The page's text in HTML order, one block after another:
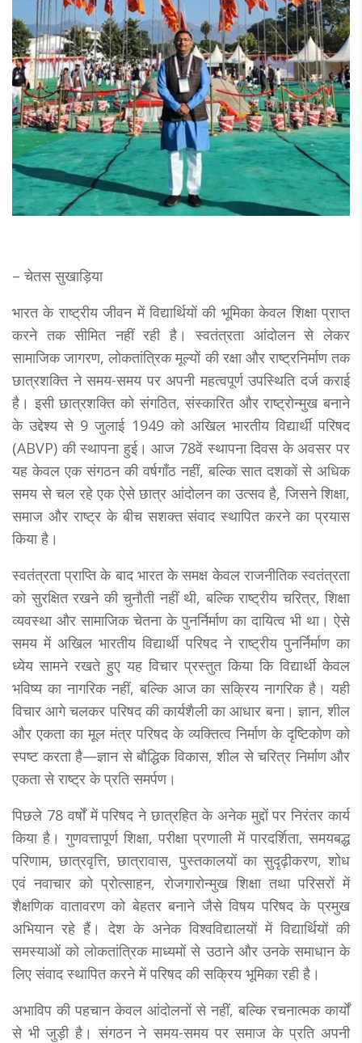
– चेतस सुखाड़िया
भारत के राष्ट्रीय जीवन में विद्यार्थियों की भूमिका केवल शिक्षा प्राप्त
करने तक सीमित नहीं रही है। स्वतंत्रता आंदोलन से लेकर
सामाजिक जागरण, लोकतांत्रिक मूल्यों की रक्षा और राष्ट्रनिर्माण तक
छात्रशक्ति ने समय-समय पर अपनी महत्वपूर्ण उपस्थिति दर्ज कराई
है। इसी छात्रशक्ति को संगठित, संस्कारित और राष्ट्रोन्मुख बनाने
के उद्देश्य से 9 जुलाई 1949 को अखिल भारतीय विद्यार्थी परिषद
(ABVP) की स्थापना हुई। आज 78वें स्थापना दिवस के अवसर पर
यह केवल एक संगठन की वर्षगाँठ नहीं, बल्कि सात दशकों से अधिक
समय से चल रहे एक ऐसे छात्र आंदोलन का उत्सव है, जिसने शिक्षा,
समाज और राष्ट्र के बीच सशक्त संवाद स्थापित करने का प्रयास
किया है।
स्वतंत्रता प्राप्ति के बाद भारत के समक्ष केवल राजनीतिक स्वतंत्रता
को सुरक्षित रखने की चुनौती नहीं थी, बल्कि राष्ट्रीय चरित्र, शिक्षा
व्यवस्था और सामाजिक चेतना के पुनर्निर्माण का दायित्व भी था। ऐसे
समय में अखिल भारतीय विद्यार्थी परिषद ने राष्ट्रीय पुनर्निर्माण का
ध्येय सामने रखते हुए यह विचार प्रस्तुत किया कि विद्यार्थी केवल
भविष्य का नागरिक नहीं, बल्कि आज का सक्रिय नागरिक है। यही
विचार आगे चलकर परिषद की कार्यशैली का आधार बना। ज्ञान, शील
और एकता का मूल मंत्र परिषद के व्यक्तित्व निर्माण के दृष्टिकोण को
स्पष्ट करता है—ज्ञान से बौद्धिक विकास, शील से चरित्र निर्माण और
एकता से राष्ट्र के प्रति समर्पण।
पिछले 78 वर्षों में परिषद ने छात्रहित के अनेक मुद्दों पर निरंतर कार्य
किया है। गुणवत्तापूर्ण शिक्षा, परीक्षा प्रणाली में पारदर्शिता, समयबद्ध
परिणाम, छात्रवृत्ति, छात्रावास, पुस्तकालयों का सुदृढ़ीकरण, शोध
एवं नवाचार को प्रोत्साहन, रोजगारोन्मुख शिक्षा तथा परिसरों में
शैक्षणिक वातावरण को बेहतर बनाने जैसे विषय परिषद के प्रमुख
अभियान रहे हैं। देश के अनेक विश्वविद्यालयों में विद्यार्थियों की
समस्याओं को लोकतांत्रिक माध्यमों से उठाने और उनके समाधान के
लिए संवाद स्थापित करने में परिषद की सक्रिय भूमिका रही है।
अभाविप की पहचान केवल आंदोलनों से नहीं, बल्कि रचनात्मक कार्यों
से भी जुड़ी है। संगठन ने समय-समय पर समाज के प्रति अपनी